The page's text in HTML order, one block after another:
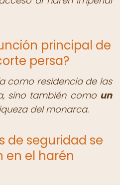
principal de
persa?
como residencia de las
sino también como un
del monarca.
de seguridad se
el harén